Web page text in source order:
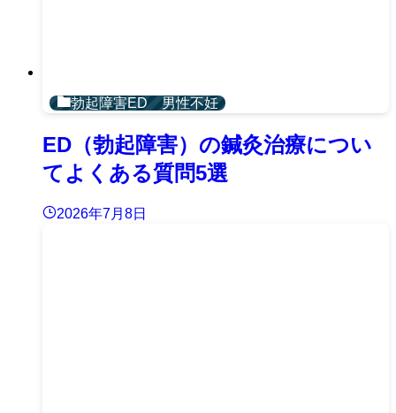
勃起障害ED 男性不妊
ED（勃起障害）の鍼灸治療につい
てよくある質問5選
2026年7月8日